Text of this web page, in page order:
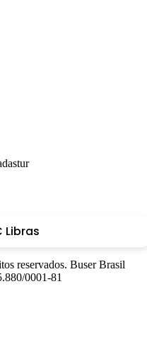
Libras
reservados. Buser Brasil
0001-81